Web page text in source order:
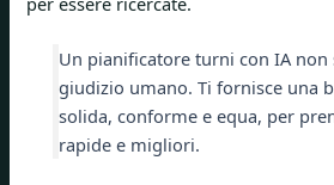
Un pianificatore turni con IA non
giudizio umano. Ti fornisce una
solida, conforme e equa, per
rapide e migliori.